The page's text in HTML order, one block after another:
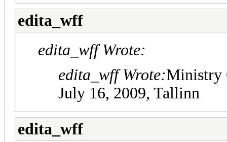
edita_wff
edita_wff Wrote:
edita_wff Wrote:Ministry
July 16, 2009, Tallinn
edita_wff